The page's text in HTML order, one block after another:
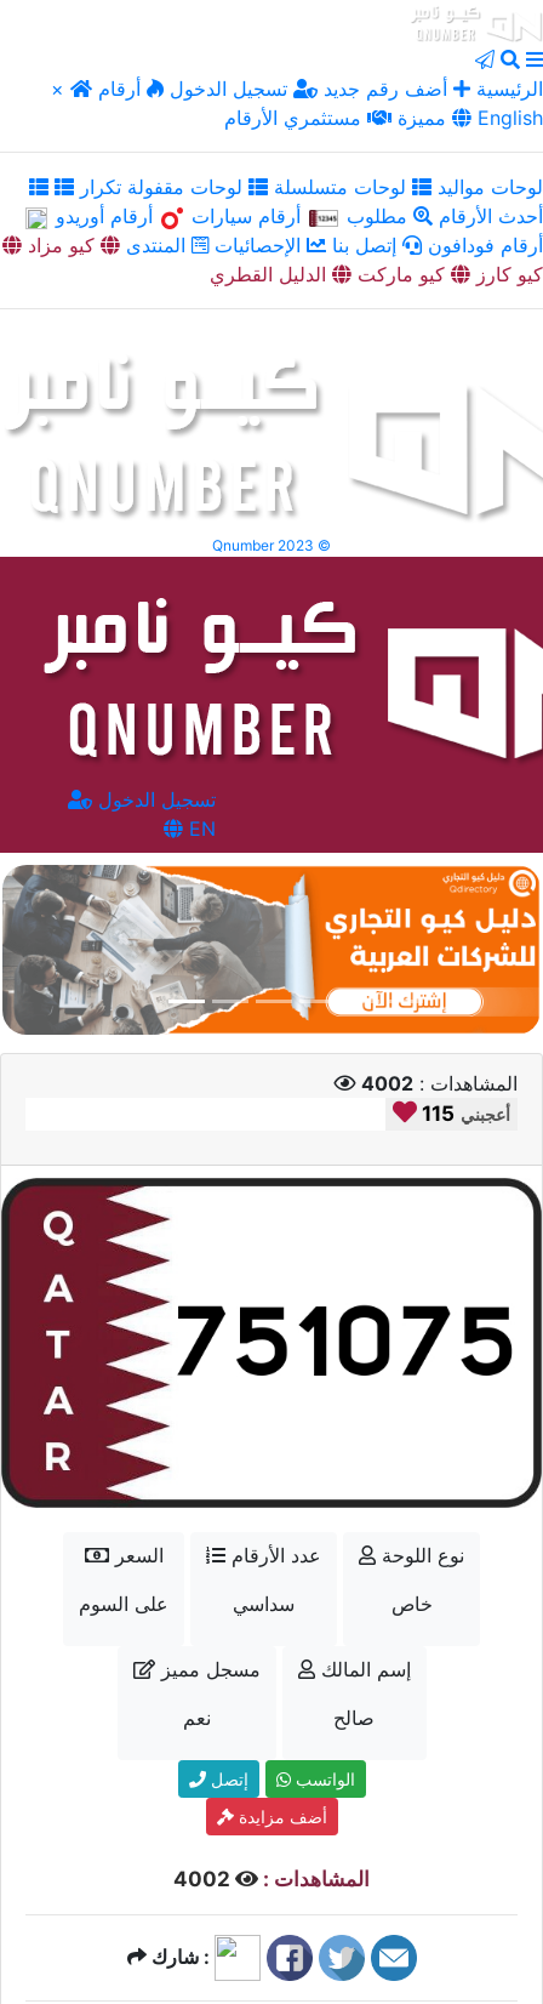
× الرئيسية أضف رقم جديد تسجيل الدخول
أرقام
مميزة
مستثمري الأرقام English
لوحات مواليد لوحات متسلسلة
لوحات مقفولة تكرار
أحدث الأرقام
مطلوب أرقام سيارات
أرقام أوريدو
أرقام فودافون
إتصل بنا الإحصائيات المنتدى
كيو مزاد
كيو كارز
كيو ماركت الدليل القطري
Qnumber 2023 ©
تسجيل الدخول
EN
المشاهدات : 4002
115 أعجبني
السعر
على السوم
عدد الأرقام
سداسي
نوع اللوحة
خاص
مسجل مميز
نعم
إسم المالك
صالح
إتصل
الواتسب
أضف مزايدة
المشاهدات :
شارك :